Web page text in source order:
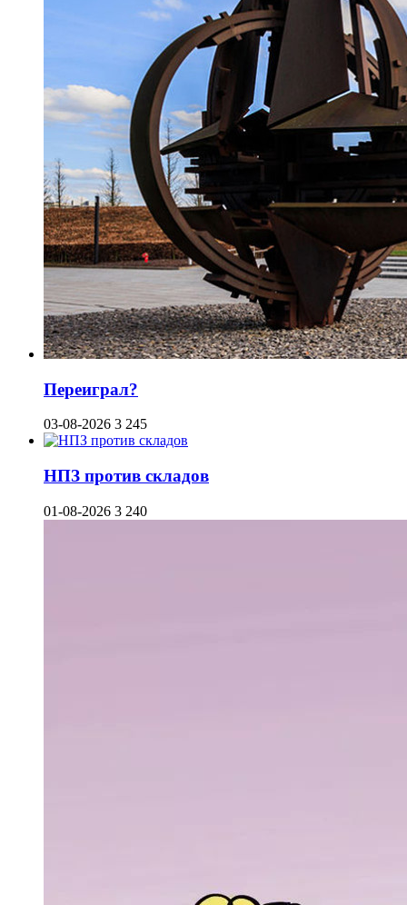
Переиграл?
03-08-2026 3 245
НПЗ против складов
01-08-2026 3 240